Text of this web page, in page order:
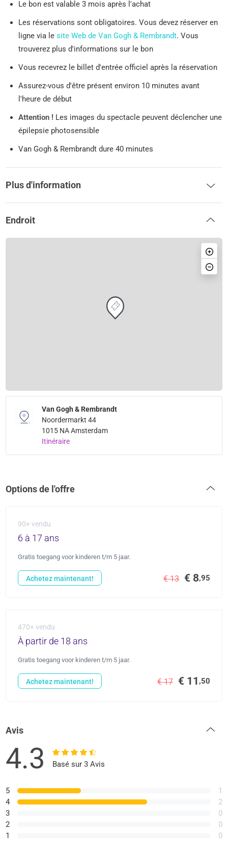
Le bon est valable 3 mois après l'achat
Les réservations sont obligatoires. Vous devez réserver en
ligne via lesite Web de Van Gogh & Rembrandt. Vous
trouverez plus d'informations sur le bon
Vous recevrez le billet d'entrée officiel après la réservation
Assurez-vous d'être présent environ 10 minutes avant
l'heure de début
Attention ! Les images du spectacle peuvent déclencher une
épilepsie photosensible
Van Gogh & Rembrandt dure 40 minutes
Plus d'information
Endroit
Van Gogh & Rembrandt
Noordermarkt 44
1015 NA Amsterdam
Itinéraire
Options de l'offre
90+ vendu
6 à 17 ans
Gratis toegang voor kinderen t/m 5 jaar.
€ 13 € 8,95
Achetez maintenant!
470+ vendu
À partir de 18 ans
Gratis toegang voor kinderen t/m 5 jaar.
€ 17 € 11,50
Achetez maintenant!
Avis
4.3 Basé sur 3 Avis
5
4
3
2
1
1
2
0
0
0